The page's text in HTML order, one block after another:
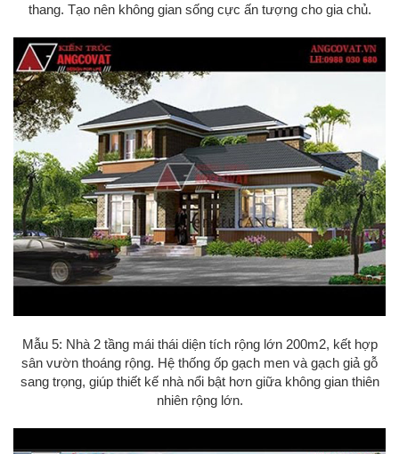
thang. Tạo nên không gian sống cực ấn tượng cho gia chủ.
Mẫu 5: Nhà 2 tầng mái thái diện tích rộng lớn 200m2, kết hợp
sân vườn thoáng rộng. Hệ thống ốp gạch men và gạch giả gỗ
sang trọng, giúp thiết kế nhà nổi bật hơn giữa không gian thiên
nhiên rộng lớn.